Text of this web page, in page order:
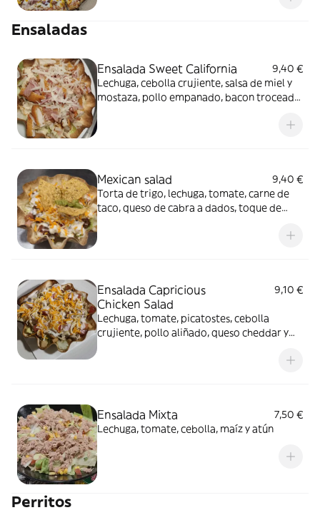
Ensaladas
Ensalada Sweet California
9,40 €
Lechuga, cebolla crujiente, salsa de miel y
mostaza, pollo empanado, bacon troceado
Mexican salad
9,40 €
Torta de trigo, lechuga, tomate, carne de
taco, queso de cabra a dados, toque de
Ensalada Capricious
Chicken Salad
9,10 €
Lechuga, tomate, picatostes, cebolla
crujiente, pollo aliñado, queso cheddar y
Ensalada Mixta
7,50 €
Lechuga, tomate, cebolla, maíz y atún
Perritos